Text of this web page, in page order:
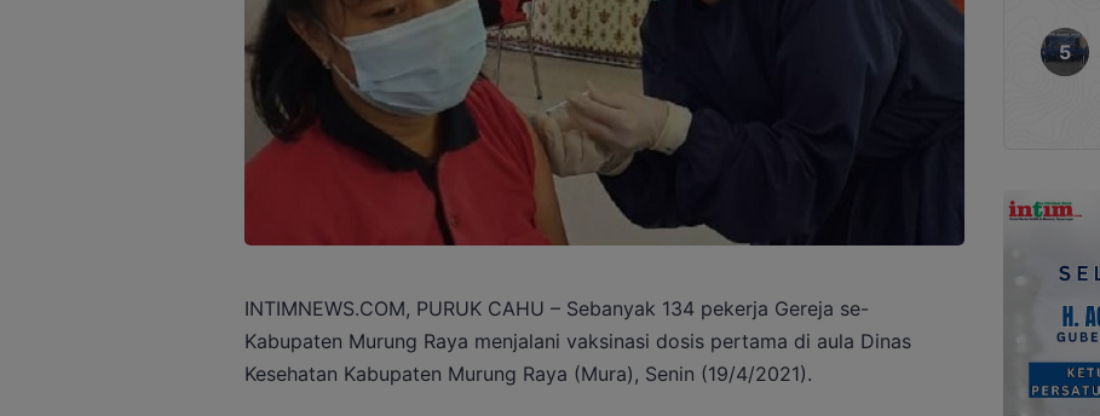
INTIMNEWS.COM, PURUK CAHU – Sebanyak 134 pekerja Gereja se-
Kabupaten Murung Raya menjalani vaksinasi dosis pertama di aula Dinas
Kesehatan Kabupaten Murung Raya (Mura), Senin (19/4/2021).